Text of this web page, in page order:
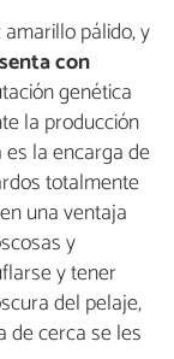
pálido, y
con
genética
la producción
la encarga de
totalmente
una ventaja
y
y tener
del pelaje,
de cerca se les